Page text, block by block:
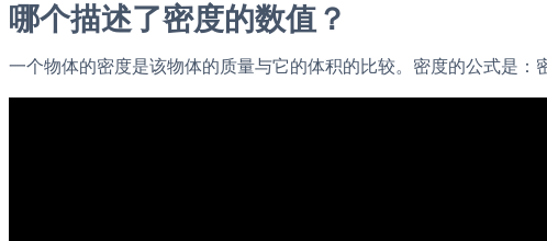
哪个描述了密度的数值？
一个物体的密度是该物体的质量与它的体积的比较。密度的公式是：